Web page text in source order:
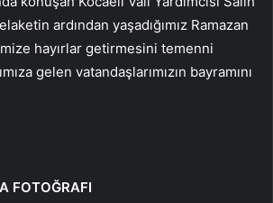
ardından yaşadığımız Ramazan
hayırlar getirmesini temenni
gelen vatandaşlarımızın bayramını
FOTOĞRAFI